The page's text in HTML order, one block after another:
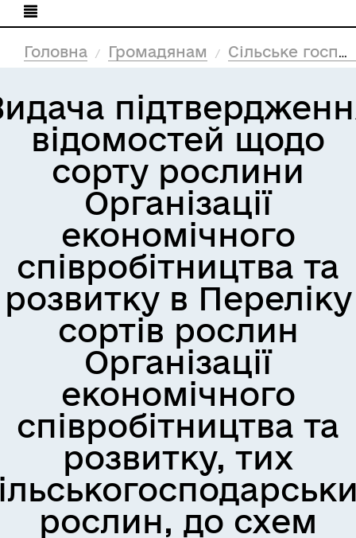
Головна Громадянам Сільське господарство
відомостей щодо
сорту рослини
Організації
економічного
співробітництва та
розвитку в Переліку
сортів рослин
Організації
економічного
співробітництва та
розвитку, тих
рослин, до схем